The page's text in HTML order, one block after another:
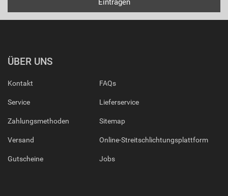
ÜBER UNS
Kontakt
Service
Zahlungsmethoden
Versand
Gutscheine
FAQs
Lieferservice
Sitemap
Online-Streitschlichtungsplattform
Jobs